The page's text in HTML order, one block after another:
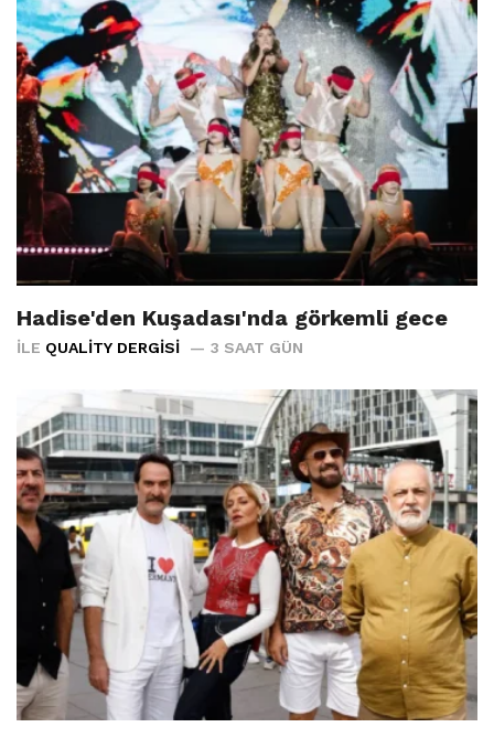
Hadise'den Kuşadası'nda görkemli gece
İLE QUALITY DERGISI 3 SAAT GÜN